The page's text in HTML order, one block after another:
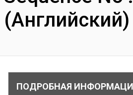
(Английский)
ПОДРОБНАЯ